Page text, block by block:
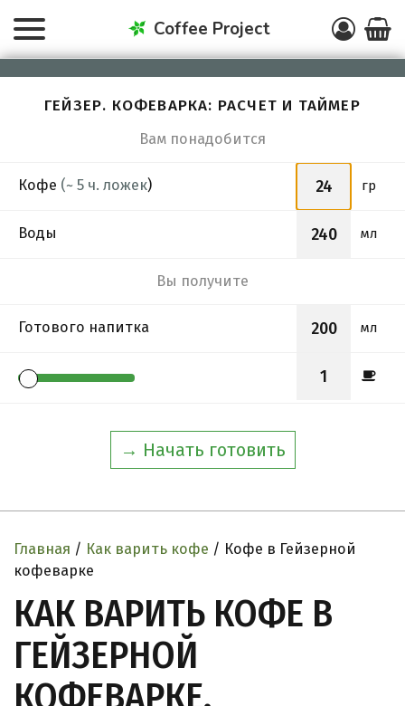
Coffee Project
ГЕЙЗЕР. КОФЕВАРКА: РАСЧЕТ И ТАЙМЕР
Вам понадобится
Кофе (~ 5 ч. ложек) гр
Воды мл
Вы получите
Готового напитка мл
→ Начать готовить
Главная / Как варить кофе / Кофе в Гейзерной
кофеварке
КАК ВАРИТЬ КОФЕ В
ГЕЙЗЕРНОЙ
КОФЕВАРКЕ.